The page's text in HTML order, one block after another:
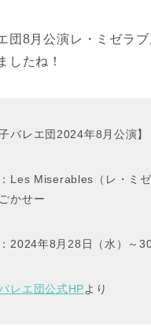
団8月公演レ・ミゼラブ
したね！
子バレエ団2024年8月公演】
Les Miserables（レ・ミ
かせー
2024年8月28日（水）～30
レエ団公式HPより